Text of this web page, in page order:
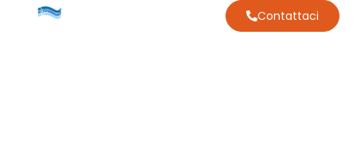
Contattaci